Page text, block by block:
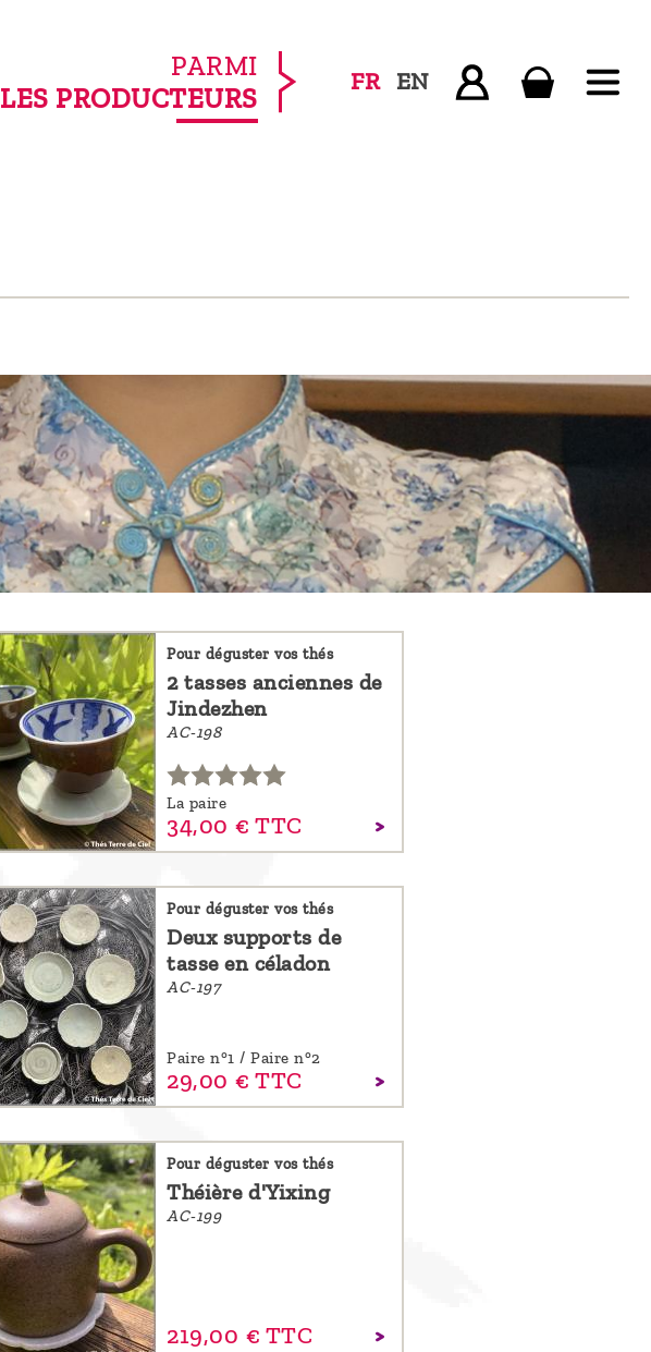
PARMI
LES PRODUCTEURS
FR EN
Pour déguster vos thés
2 tasses anciennes de
Jindezhen
AC-198
La paire
34,00 € TTC
Pour déguster vos thés
Deux supports de
tasse en céladon
AC-197
Paire n°1 / Paire n°2
29,00 € TTC
Pour déguster vos thés
Théière d'Yixing
AC-199
219,00 € TTC